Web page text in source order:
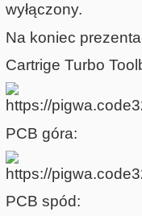
wyłączony.
Na koniec
Cartrige Turbo
PCB góra:
PCB spód: